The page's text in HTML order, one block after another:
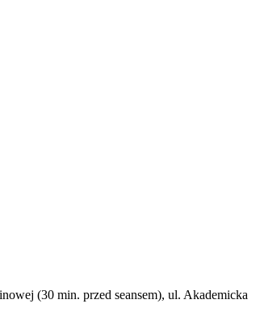
(30 min. przed seansem), ul. Akademicka